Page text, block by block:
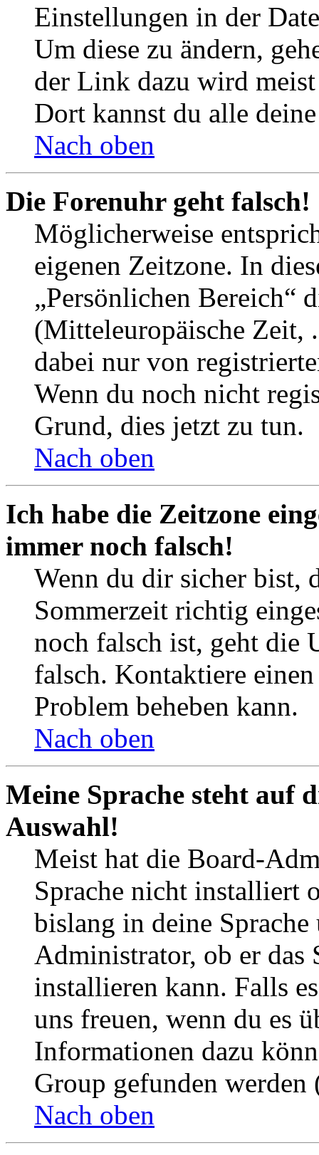
Einstellungen in der
Um diese zu ändern,
der Link dazu wird
Dort kannst du alle
Nach oben
Die Forenuhr geht falsch!
Möglicherweise
eigenen Zeitzone. In
„Persönlichen Bereich“
(Mitteleuropäische Zeit,
dabei nur von
Wenn du noch nicht
Grund, dies jetzt zu tun.
Nach oben
Ich habe die Zeitzone
immer noch falsch!
Wenn du dir sicher bist,
Sommerzeit richtig
noch falsch ist, geht die
falsch. Kontaktiere
Problem beheben kann.
Nach oben
Meine Sprache steht auf
Auswahl!
Meist hat die Board-
Sprache nicht installiert
bislang in deine
Administrator, ob er das
installieren kann. Falls
uns freuen, wenn du es
Informationen dazu
Group gefunden
Nach oben